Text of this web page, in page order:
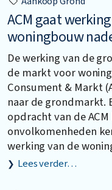
ACM gaat
woningbouw
De werking van de
de markt voor
Consument & Markt
naar de grondmarkt.
opdracht van de
onvolkomenheden
werking van de
Lees verder…